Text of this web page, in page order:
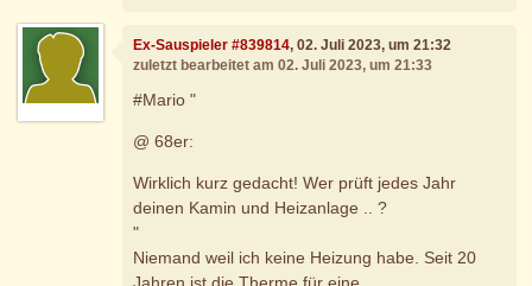
Ex-Sauspieler #839814, 02. Juli 2023, um 21:32
zuletzt bearbeitet am 02. Juli 2023, um 21:33
#Mario "
@ 68er:
Wirklich kurz gedacht! Wer prüft jedes Jahr
deinen Kamin und Heizanlage .. ?
"
Niemand weil ich keine Heizung habe. Seit 20